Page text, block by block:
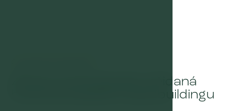
Zdraví a pohoda jako přidaná
hodnota každého teambuildingu